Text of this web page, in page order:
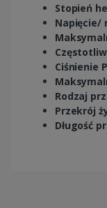
Stopień
Napięcie/
Ciśnienie
Rodzaj
Przekrój
Długość